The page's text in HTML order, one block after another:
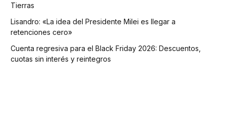
Tierras
Lisandro: «La idea del Presidente Milei es llegar a
retenciones cero»
Cuenta regresiva para el Black Friday 2026: Descuentos,
cuotas sin interés y reintegros